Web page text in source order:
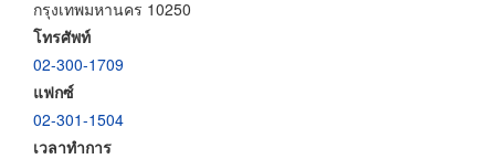
กรุงเทพมหานคร 10250
โทรศัพท์
02-300-1709
แฟกซ์
02-301-1504
เวลาทำการ